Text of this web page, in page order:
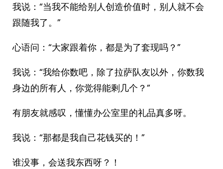
我说：“当我不能给别人创造价值时，别人就不会
跟随我了。”
心语问：“大家跟着你，都是为了套现吗？”
我说：“我给你数吧，除了拉萨队友以外，你数我
身边的所有人，你觉得能剩几个？”
有朋友就感叹，懂懂办公室里的礼品真多呀。
我说：“那都是我自己花钱买的！”
谁没事，会送我东西呀？！